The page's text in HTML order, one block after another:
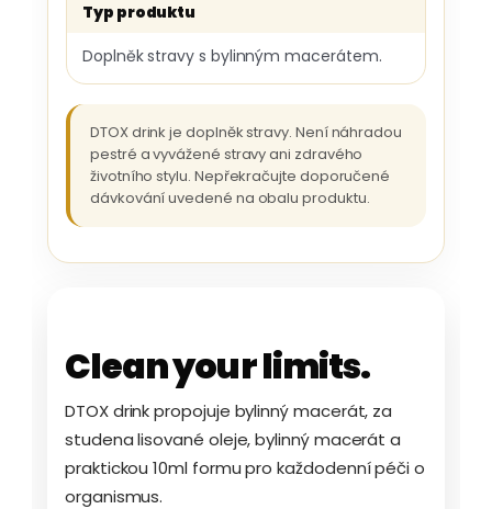
Typ produktu
Doplněk stravy s bylinným macerátem.
DTOX drink je doplněk stravy. Není náhradou
pestré a vyvážené stravy ani zdravého
životního stylu. Nepřekračujte doporučené
dávkování uvedené na obalu produktu.
Clean your limits.
DTOX drink propojuje bylinný macerát, za
studena lisované oleje, bylinný macerát a
praktickou 10ml formu pro každodenní péči o
organismus.